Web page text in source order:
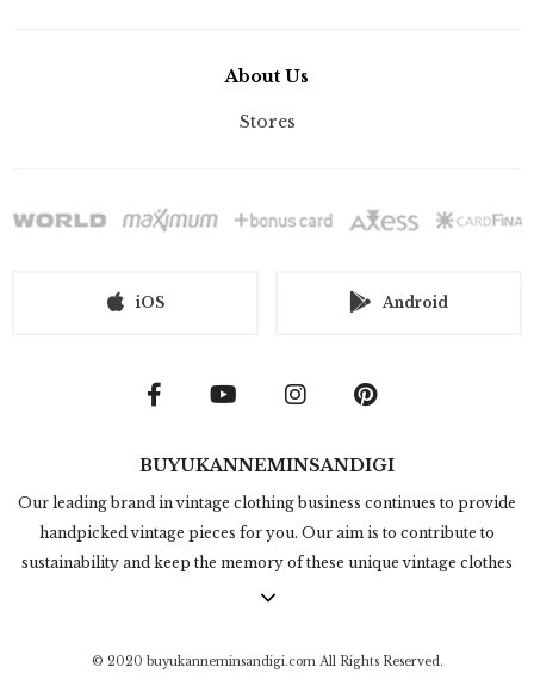
About Us
Stores
iOS Android
BUYUKANNEMINSANDIGI
Our leading brand in vintage clothing business continues to provide
handpicked vintage pieces for you. Our aim is to contribute to
sustainability and keep the memory of these unique vintage clothes
alive. Online vintage clothing shopping in Büyükannemin Sandığı
in under the title of "Inspired by Vintage" which we design and get
© 2020 buyukanneminsandigi.com All Rights Reserved.